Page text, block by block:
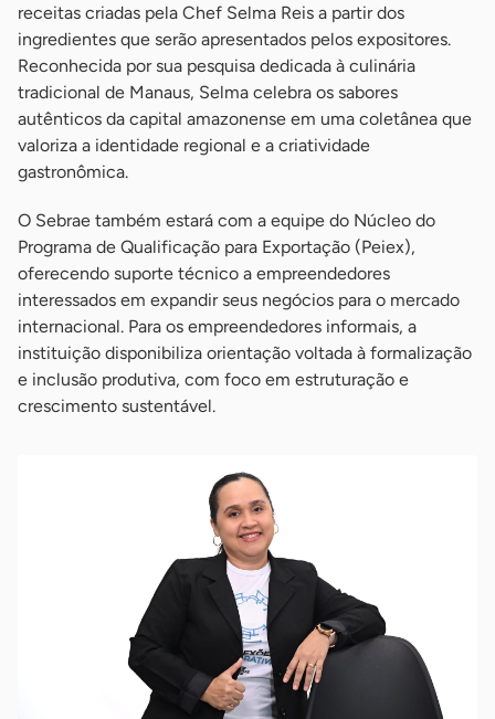
receitas criadas pela Chef Selma Reis a partir dos
ingredientes que serão apresentados pelos expositores.
Reconhecida por sua pesquisa dedicada à culinária
tradicional de Manaus, Selma celebra os sabores
autênticos da capital amazonense em uma coletânea que
valoriza a identidade regional e a criatividade
gastronômica.
O Sebrae também estará com a equipe do Núcleo do
Programa de Qualificação para Exportação (Peiex),
oferecendo suporte técnico a empreendedores
interessados em expandir seus negócios para o mercado
internacional. Para os empreendedores informais, a
instituição disponibiliza orientação voltada à formalização
e inclusão produtiva, com foco em estruturação e
crescimento sustentável.